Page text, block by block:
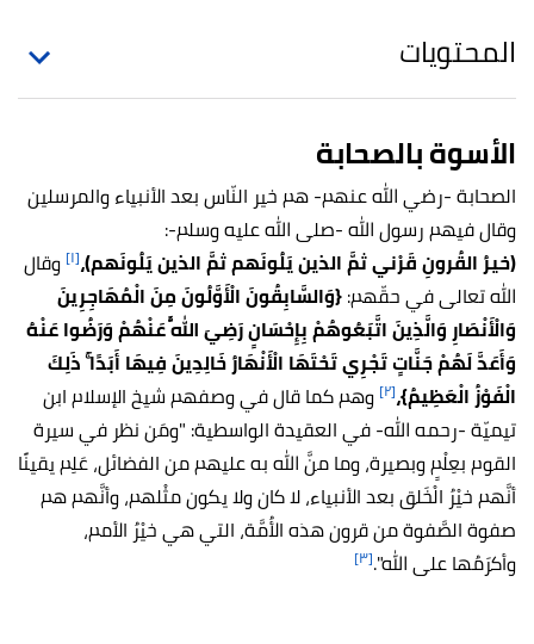
المحتويات
الأسوة بالصحابة
الصحابة -رضي الله عنهم- هم خير النّاس بعد الأنبياء والمرسلين
وقال فيهم رسول الله -صلى الله عليه وسلم-:
(خيرُ القُرونِ قَرْني ثمَّ الذين يَلُونَهم ثمَّ الذين يَلُونَهم)،[١] وقال
الله تعالى في حقّهم:{وَالسَّابِقُونَ الْأَوَّلُونَ مِنَ الْمُهَاجِرِينَ
وَالْأَنْصَارِ وَالَّذِينَ اتَّبَعُوهُمْ بِإِحْسَانٍ رَضِيَ اللَّهُ عَنْهُمْ وَرَضُوا عَنْهُ
وَأَعَدَّ لَهُمْ جَنَّاتٍ تَجْرِي تَحْتَهَا الْأَنْهَارُ خَالِدِينَ فِيهَا أَبَدًا ۚ ذَلِكَ
الْفَوْزُ الْعَظِيمُ}،[٢]
وهم كما قال في وصفهم شيخ الإسلام ابن
تيميّة -رحمه الله- في العقيدة الواسطية: "ومَن نظر في سيرة
القوم بعِلْمٍ وبصيرة، وما منَّ الله به عليهم من الفضائل، عَلِم يقينًا
أنَّهم خيْرُ الْخَلق بعد الأنبياء، لا كان ولا يكون مثْلهم، وأنَّهم هم
صفوة الصَّفوة من قرون هذه الأُمَّة، التي هي خيْرُ الأمم،
وأكرَمُها على الله".[٣]